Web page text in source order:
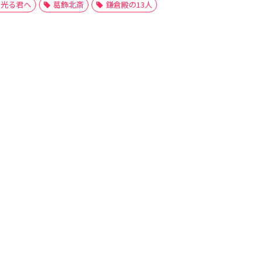
光る君へ 葛飾北斎 鎌倉殿の13人